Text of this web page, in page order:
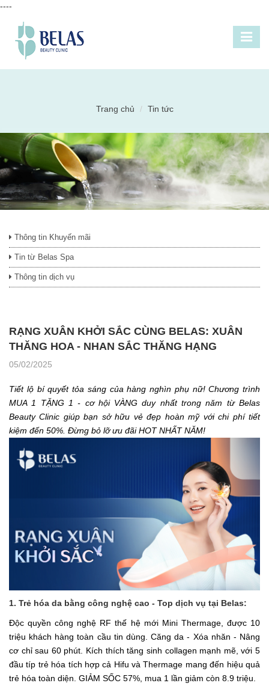
----
Trang chủ Tin tức
Thông tin Khuyến mãi
Tin từ Belas Spa
Thông tin dịch vụ
RẠNG XUÂN KHỞI SẮC CÙNG BELAS: XUÂN
THĂNG HOA - NHAN SẮC THĂNG HẠNG
05/02/2025
Tiết lộ bí quyết tỏa sáng của hàng nghìn phụ nữ! Chương trình
MUA 1 TẶNG 1 - cơ hội VÀNG duy nhất trong năm từ Belas
Beauty Clinic giúp bạn sở hữu vẻ đẹp hoàn mỹ với chi phí tiết
kiệm đến 50%. Đừng bỏ lỡ ưu đãi HOT NHẤT NĂM!
1. Trẻ hóa da bằng công nghệ cao - Top dịch vụ tại Belas:
Độc quyền công nghệ RF thế hệ mới Mini Thermage, được 10
triệu khách hàng toàn cầu tin dùng. Căng da - Xóa nhăn - Nâng
cơ chỉ sau 60 phút. Kích thích tăng sinh collagen mạnh mẽ, với 5
đầu típ trẻ hóa tích hợp cả Hifu và Thermage mang đến hiệu quả
trẻ hóa toàn diện. GIẢM SỐC 57%, mua 1 lần giảm còn 8.9 triệu.